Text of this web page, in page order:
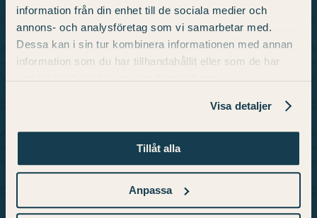
information från din enhet till de sociala medier och
annons- och analysföretag som vi samarbetar med.
Dessa kan i sin tur kombinera informationen med annan
information som du har tillhandahållit eller som de har
Visa detaljer
Tillåt alla
Anpassa
and appreciation, with 98 guest rooms, a
restaurant, a gym, and an art gallery.
Questions and answers
Booking Terms